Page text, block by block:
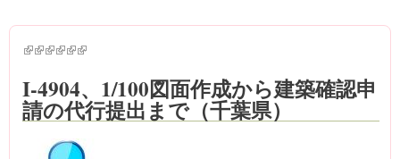
(link is external)
(link is external)
(link is external)
(link is external)
(link is external)
(link is external)
I-4904、1/100図面作成から建築確認申
請の代行提出まで（千葉県）